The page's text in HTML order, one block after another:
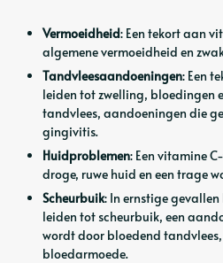
Vermoeidheid: Een tekort aan
algemene vermoeidheid en
Tandvleesaandoeningen: Een
leiden tot zwelling, bloedingen
tandvlees, aandoeningen die
gingivitis.
Huidproblemen: Een vitamine
droge, ruwe huid en een trage
Scheurbuik: In ernstige
leiden tot scheurbuik, een
wordt door bloedend
bloedarmoede.